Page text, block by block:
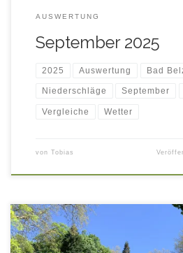
AUSWERTUNG
September 2025
2025 Auswertung Bad
Niederschläge September
Vergleiche Wetter
von Tobias
Nach der technisch bedingten